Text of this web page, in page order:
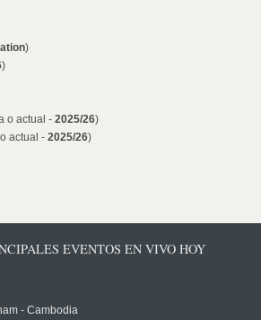
)
)
o actual - 2025/26)
actual - 2025/26)
EVENTOS EN VIVO HOY
- Cambodia